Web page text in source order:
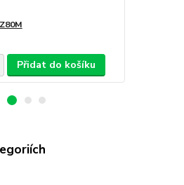
Přidat do košíku